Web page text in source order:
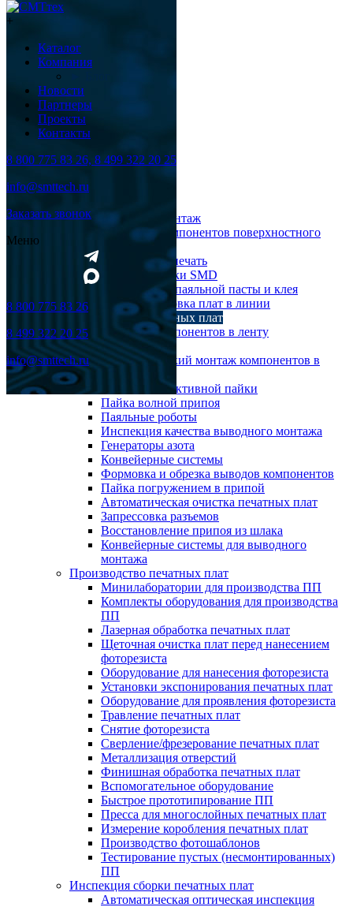
+
Каталог
Компания
Новости
Партнеры
Проекты
Контакты
8 800 775 83 26, 8 499 322 20 25
info@smttech.ru
Заказать звонок
Меню
8 800 775 83 26
8 499 322 20 25
info@smttech.ru
Поверхностный монтаж
Установка компонентов поверхностного
Трафаретная печать
Печи для пайки SMD
Дозирование паяльной пасты и клея
Транспортировка плат в линии
Ремонт печатных плат
Упаковка компонентов в ленту
Выводной монтаж
Автоматический монтаж компонентов в
Системы селективной пайки
Пайка волной припоя
Паяльные роботы
Инспекция качества выводного монтажа
Генераторы азота
Конвейерные системы
Формовка и обрезка выводов компонентов
Пайка погружением в припой
Автоматическая очистка печатных плат
Запрессовка разъемов
Восстановление припоя из шлака
Конвейерные системы для выводного
монтажа
Производство печатных плат
Минилаборатории для производства ПП
Комплекты оборудования для производства
ПП
Лазерная обработка печатных плат
Щеточная очистка плат перед нанесением
фоторезиста
Оборудование для нанесения фоторезиста
Установки экспонирования печатных плат
Оборудование для проявления фоторезиста
Травление печатных плат
Снятие фоторезиста
Сверление/фрезерование печатных плат
Металлизация отверстий
Финишная обработка печатных плат
Вспомогательное оборудование
Быстрое прототипирование ПП
Пресса для многослойных печатных плат
Измерение коробления печатных плат
Производство фотошаблонов
Тестирование пустых (несмонтированных)
ПП
Инспекция сборки печатных плат
Автоматическая оптическая инспекция